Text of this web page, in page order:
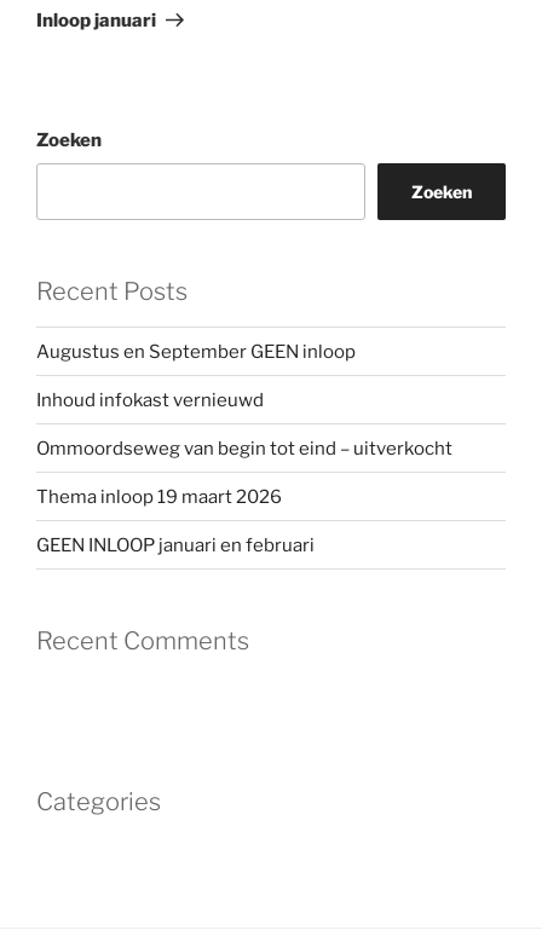
bericht
Inloop januari
Zoeken
Zoeken
Recent Posts
Augustus en September GEEN inloop
Inhoud infokast vernieuwd
Ommoordseweg van begin tot eind – uitverkocht
Thema inloop 19 maart 2026
GEEN INLOOP januari en februari
Recent Comments
Categories